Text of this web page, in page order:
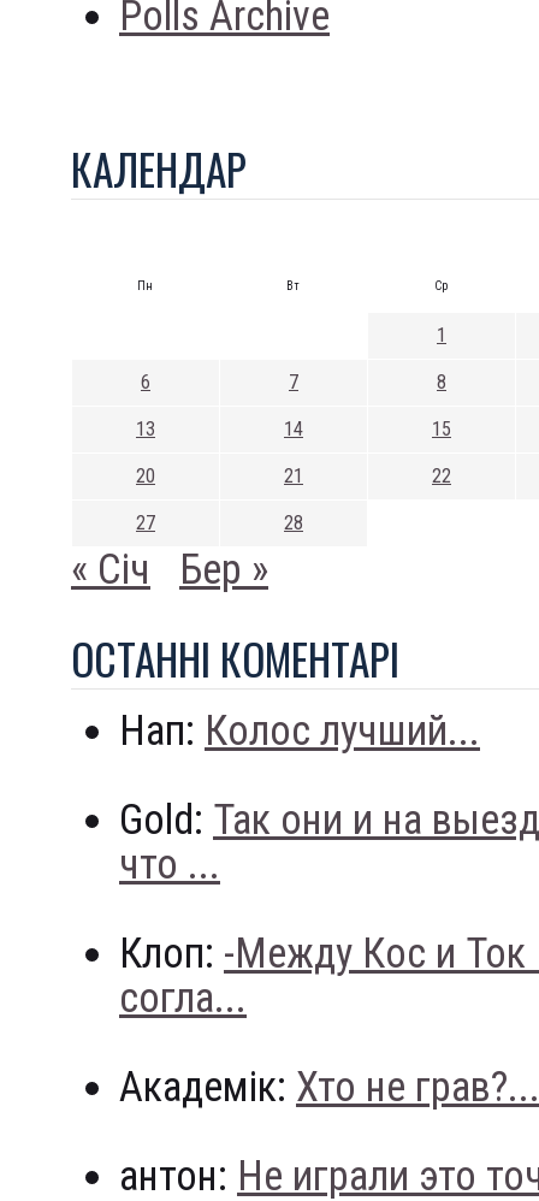
Polls Archive
КАЛЕНДАР
Пн Вт Ср
1
6 7 8
13 14 15
20 21 22
27 28
« Січ Бер »
ОСТАННI КОМЕНТАРI
Нап: Колос лучший...
Gold: Так они и на
что ...
Клоп: -Между Кос и
согла...
Академік: Хто не грав?...
антон: Не играли это